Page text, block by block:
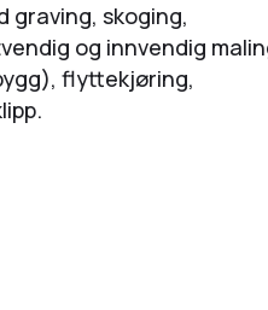
graving, skoging,
og innvendig
flyttekjøring,